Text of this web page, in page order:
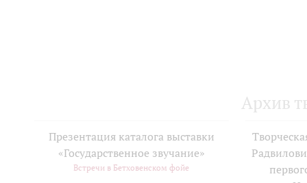
Архив
Презентация каталога выставки
«Государственное звучание»
Встречи в Бетховенском фойе